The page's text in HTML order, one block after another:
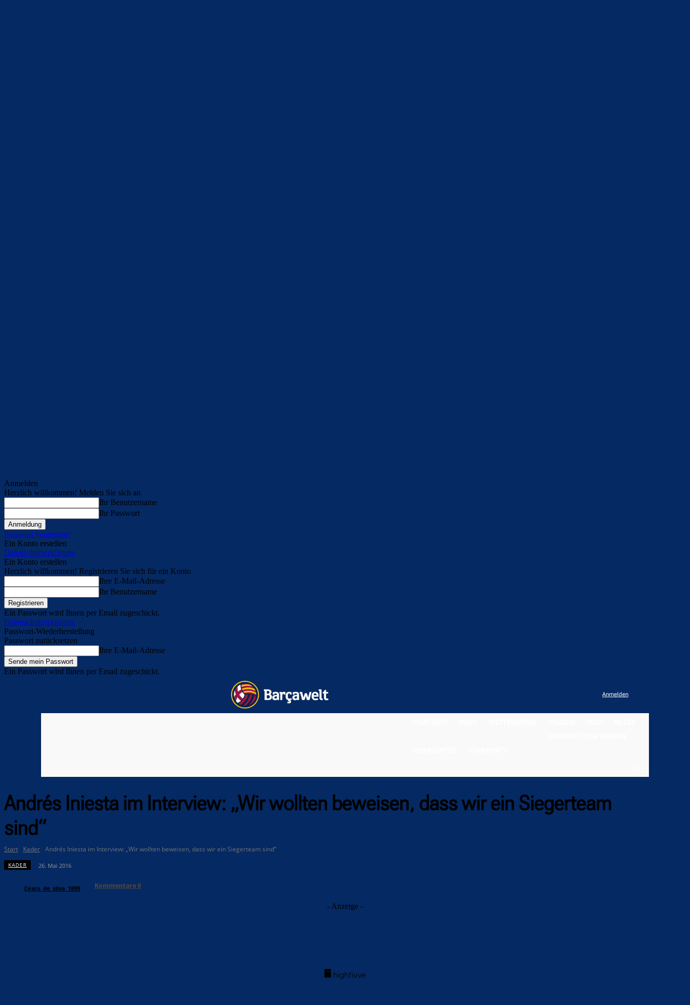
Anmelden
Herzlich willkommen! Melden Sie sich an
Ihr Benutzername
Ihr Passwort
Passwort vergessen?
Ein Konto erstellen
Datenschutzerklärung
Ein Konto erstellen
Herzlich willkommen! Registrieren Sie sich für ein Konto
Ihre E-Mail-Adresse
Ihr Benutzername
Ein Passwort wird Ihnen per Email zugeschickt.
Datenschutzerklärung
Passwort-Wiederherstellung
Passwort zurücksetzen
Ihre E-Mail-Adresse
Ein Passwort wird Ihnen per Email zugeschickt.
Anmelden
Andrés Iniesta im Interview: „Wir wollten beweisen, dass wir ein Siegerteam
sind“
Start Kader Andrés Iniesta im Interview: „Wir wollten beweisen, dass wir ein Siegerteam sind“
KADER 26. Mai 2016
Cesco_de_silva_1899 Kommentare0
- Anzeige -